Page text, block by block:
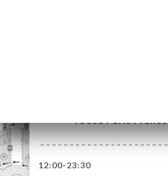
75008 Paris France
12:00-23:30